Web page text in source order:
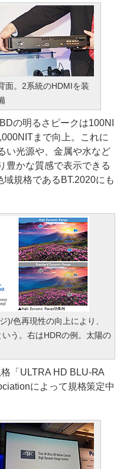
面。2系統のHDMIを装
の明るさピークは100NI
まで向上。これに
い光源や、金属や水など
豊かな質感で表示できる
規格であるBT.2020にも
)/色再現性の向上により、
う。右はHDRの例。太陽の
「ULTRA HD BLU-RA
によって規格策定中